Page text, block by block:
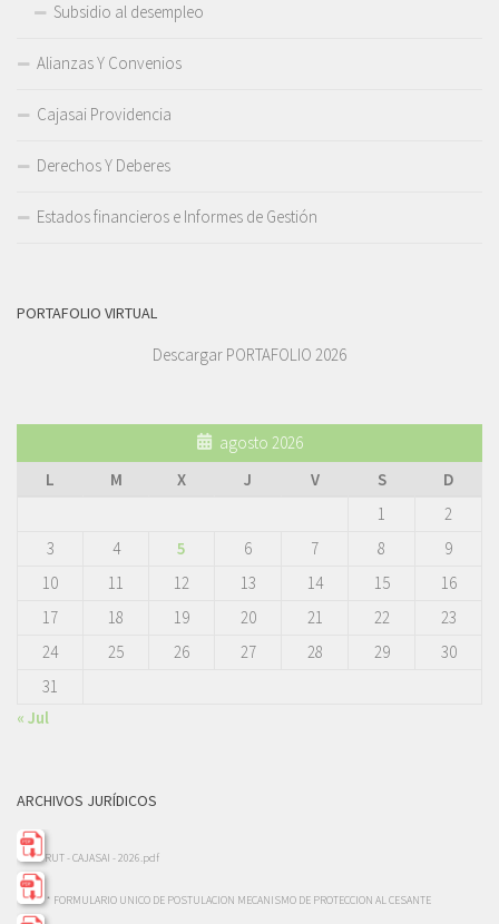
Subsidio al desempleo
Alianzas Y Convenios
Cajasai Providencia
Derechos Y Deberes
Estados financieros e Informes de Gestión
PORTAFOLIO VIRTUAL
Descargar PORTAFOLIO 2026
agosto 2026
L
M X J V S
D
1
2
3
4 5 6 7 8
9
10
11 12 13 14 15
16
17
18 19 20 21 22
23
24
25 26 27 28 29
30
31
« Jul
ARCHIVOS JURÍDICOS
RUT - CAJASAI - 2026.pdf
* FORMULARIO UNICO DE POSTULACION MECANISMO DE PROTECCION AL CESANTE